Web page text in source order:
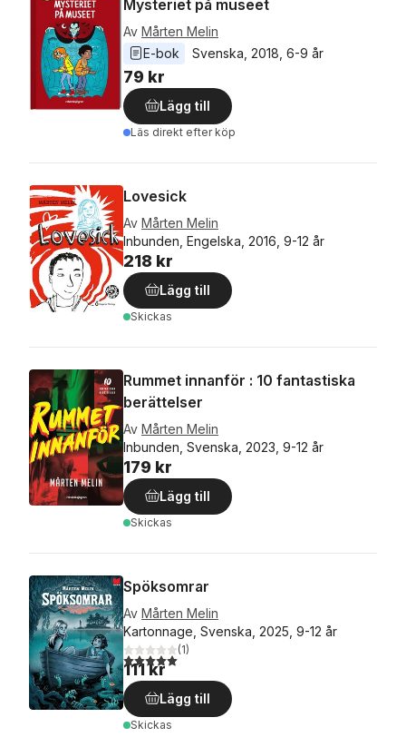
Mysteriet på museet
Av Mårten Melin
E-bok
Svenska 2018 6-9 år
79 kr
Lägg till
Läs direkt efter köp
Lovesick
Av Mårten Melin
Inbunden, Engelska, 2016, 9-12 år
218 kr
Lägg till
Skickas
Rummet innanför : 10 fantastiska
berättelser
Av Mårten Melin
Inbunden, Svenska, 2023, 9-12 år
179 kr
Lägg till
Skickas
Spöksomrar
Av Mårten Melin
Kartonnage, Svenska, 2025, 9-12 år
5,0utav 5 stjärnor. Totalt antal röster:
(1)
111 kr
Lägg till
Skickas